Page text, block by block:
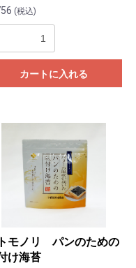
(税込)
カートに入れる
モノリ パンのための
け海苔